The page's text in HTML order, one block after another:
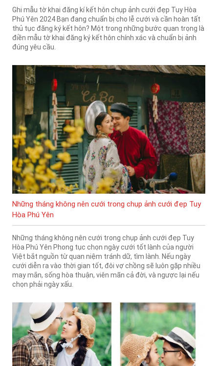
Ghi mẫu tờ khai đăng kí kết hôn chụp ảnh cưới đẹp Tuy Hòa
Phú Yên 2024 Bạn đang chuẩn bị cho lễ cưới và cần hoàn tất
thủ tục đăng ký kết hôn? Một trong những bước quan trọng là
điền mẫu tờ khai đăng ký kết hôn chính xác và chuẩn bị ảnh
đúng yêu cầu.
Những tháng không nên cưới trong chụp ảnh cưới đẹp Tuy
Hòa Phú Yên
Những tháng không nên cưới trong chụp ảnh cưới đẹp Tuy
Hòa Phú Yên Phong tục chọn ngày cưới tốt lành của người
Việt bắt nguồn từ quan niệm tránh dữ, tìm lành. Nếu ngày
cưới diễn ra vào thời gian tốt, đôi vợ chồng sẽ luôn gặp nhiều
may mắn, sống hòa thuận, viên mãn cả đời, và ngược lại nếu
chọn phải ngày xấu.